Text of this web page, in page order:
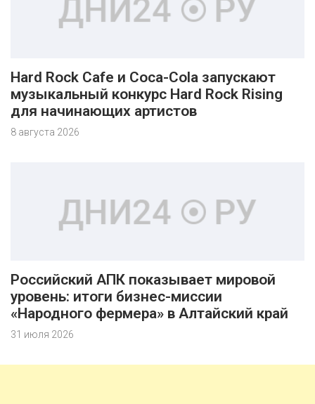
Hard Rock Cafe и Coca-Cola запускают
музыкальный конкурс Hard Rock Rising
для начинающих артистов
8 августа 2026
Российский АПК показывает мировой
уровень: итоги бизнес-миссии
«Народного фермера» в Алтайский край
31 июля 2026